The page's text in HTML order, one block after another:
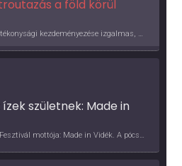
a föld körül
Az UNICEF Magyarország jótékonysági kezdeményezése izgalmas, egész éves világkörüli ízutazásra hív, igazi családi program és gasztroedukáció, illetve segítség a rászorulóknak is egyben.
születnek: Made in
2026
Az idei MBH Bank Gourmet Fesztivál mottója: Made in Vidék. A pócsmegyeri Papi, a mályinkai Iszkor és a szigligeti Villa Kabala tulajdonosai beszélnek arról, hogy mit jelentenek nekik a vidék ízei.